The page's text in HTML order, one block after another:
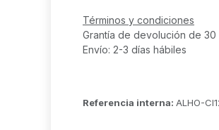
Términos y condiciones
Grantía de devolución de 30
Envío: 2-3 días hábiles
Referencia interna: ALHO-